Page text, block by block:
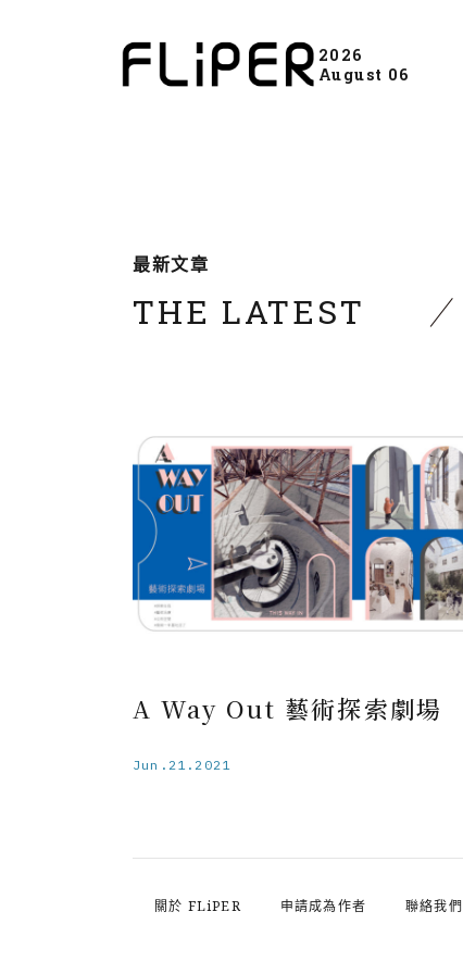
2026
August 06
最新文章
THE LATEST
A Way Out 藝術探索劇場
Jun.21.2021
關於 FLiPER 申請成為作者 聯絡我們